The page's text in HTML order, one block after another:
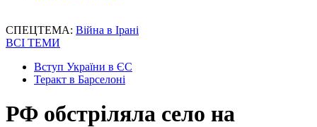
СПЕЦТЕМА: Війна в Ірані
ВСІ ТЕМИ
Вступ України в ЄС
Теракт в Барселоні
РФ обстріляла село на